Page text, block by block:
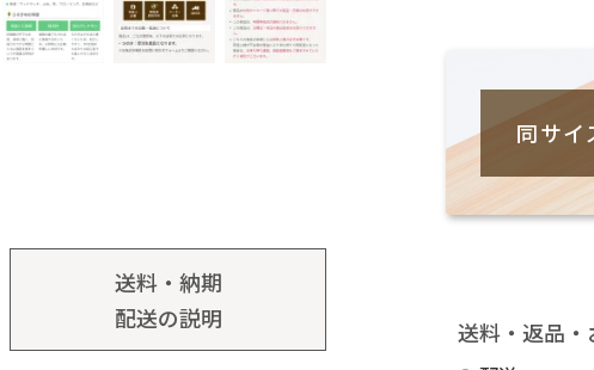
送料・納期
配送の説明
同サイ
送料・返品